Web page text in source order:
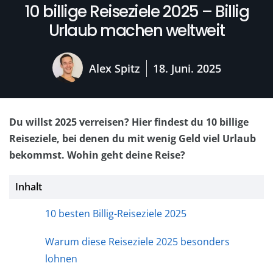
10 billige Reiseziele 2025 – Billig
Urlaub machen weltweit
Alex Spitz 18. Juni. 2025
Du willst 2025 verreisen? Hier findest du 10 billige
Reiseziele, bei denen du mit wenig Geld viel Urlaub
bekommst. Wohin geht deine Reise?
Inhalt
10 besten Billig-Reiseziele 2025
Warum diese Reiseziele 2025 besonders
lohnen